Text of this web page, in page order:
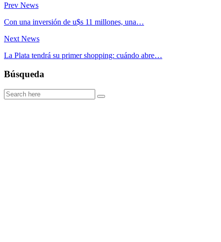
Prev News
Con una inversión de u$s 11 millones, una…
Next News
La Plata tendrá su primer shopping: cuándo abre…
Búsqueda